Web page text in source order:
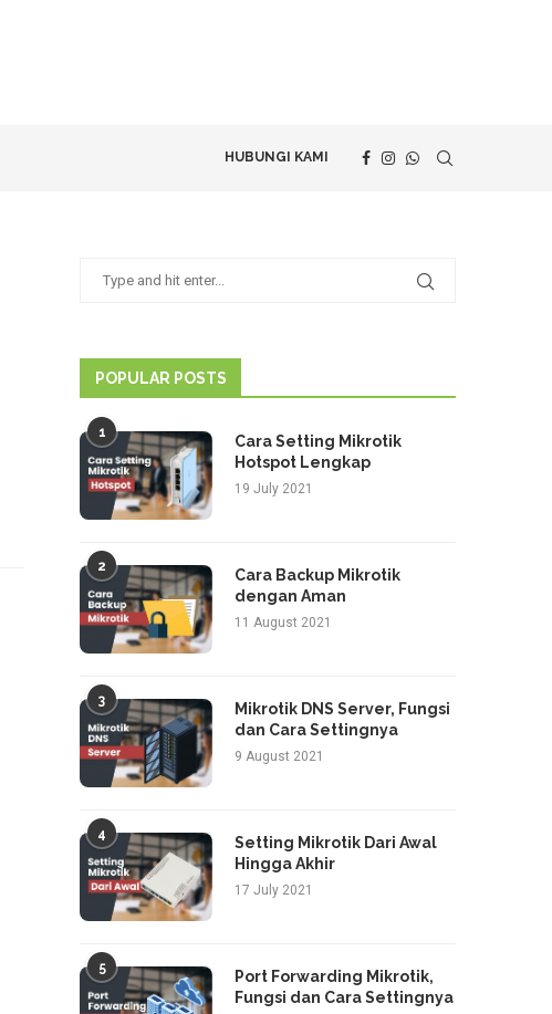
HUBUNGI KAMI
POPULAR POSTS
1
Cara Setting Mikrotik
Hotspot Lengkap
19 July 2021
2
Cara Backup Mikrotik
dengan Aman
11 August 2021
3
Mikrotik DNS Server, Fungsi
dan Cara Settingnya
9 August 2021
4
Setting Mikrotik Dari Awal
Hingga Akhir
17 July 2021
5
Port Forwarding Mikrotik,
Fungsi dan Cara Settingnya